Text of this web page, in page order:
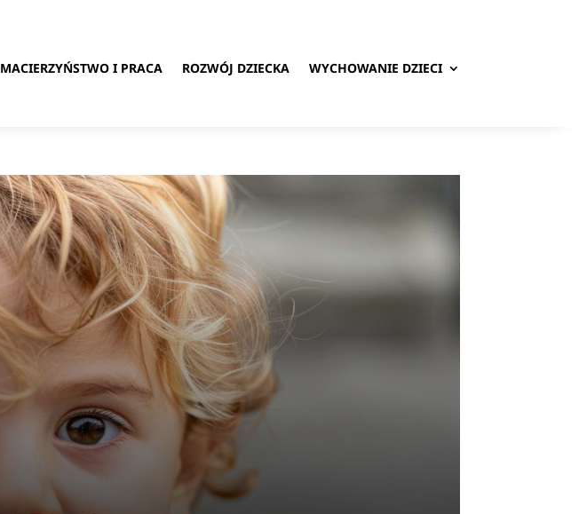
MACIERZYŃSTWO I PRACA ROZWÓJ DZIECKA WYCHOWANIE DZIECI